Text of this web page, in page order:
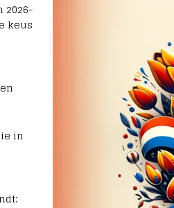
2026-
keus
in